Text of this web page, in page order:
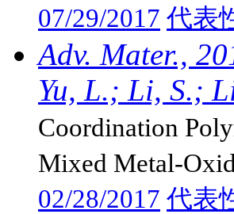
07/29/2017 代表
Adv. Mater.,
Yu, L.; Li, S.;
Coordination
Mixed Metal-
02/28/2017 代表